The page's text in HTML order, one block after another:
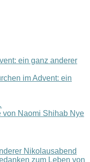
ein ganz anderer
im Advent: ein
von Naomi Shihab Nye
Nikolausabend
zum Leben von